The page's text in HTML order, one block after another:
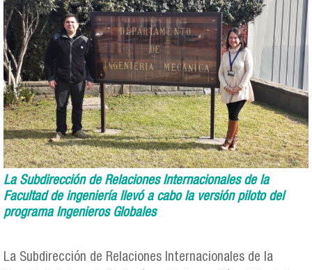
La Subdirección de Relaciones Internacionales de la
Facultad de ingeniería llevó a cabo la versión piloto del
programa Ingenieros Globales
La Subdirección de Relaciones Internacionales de la